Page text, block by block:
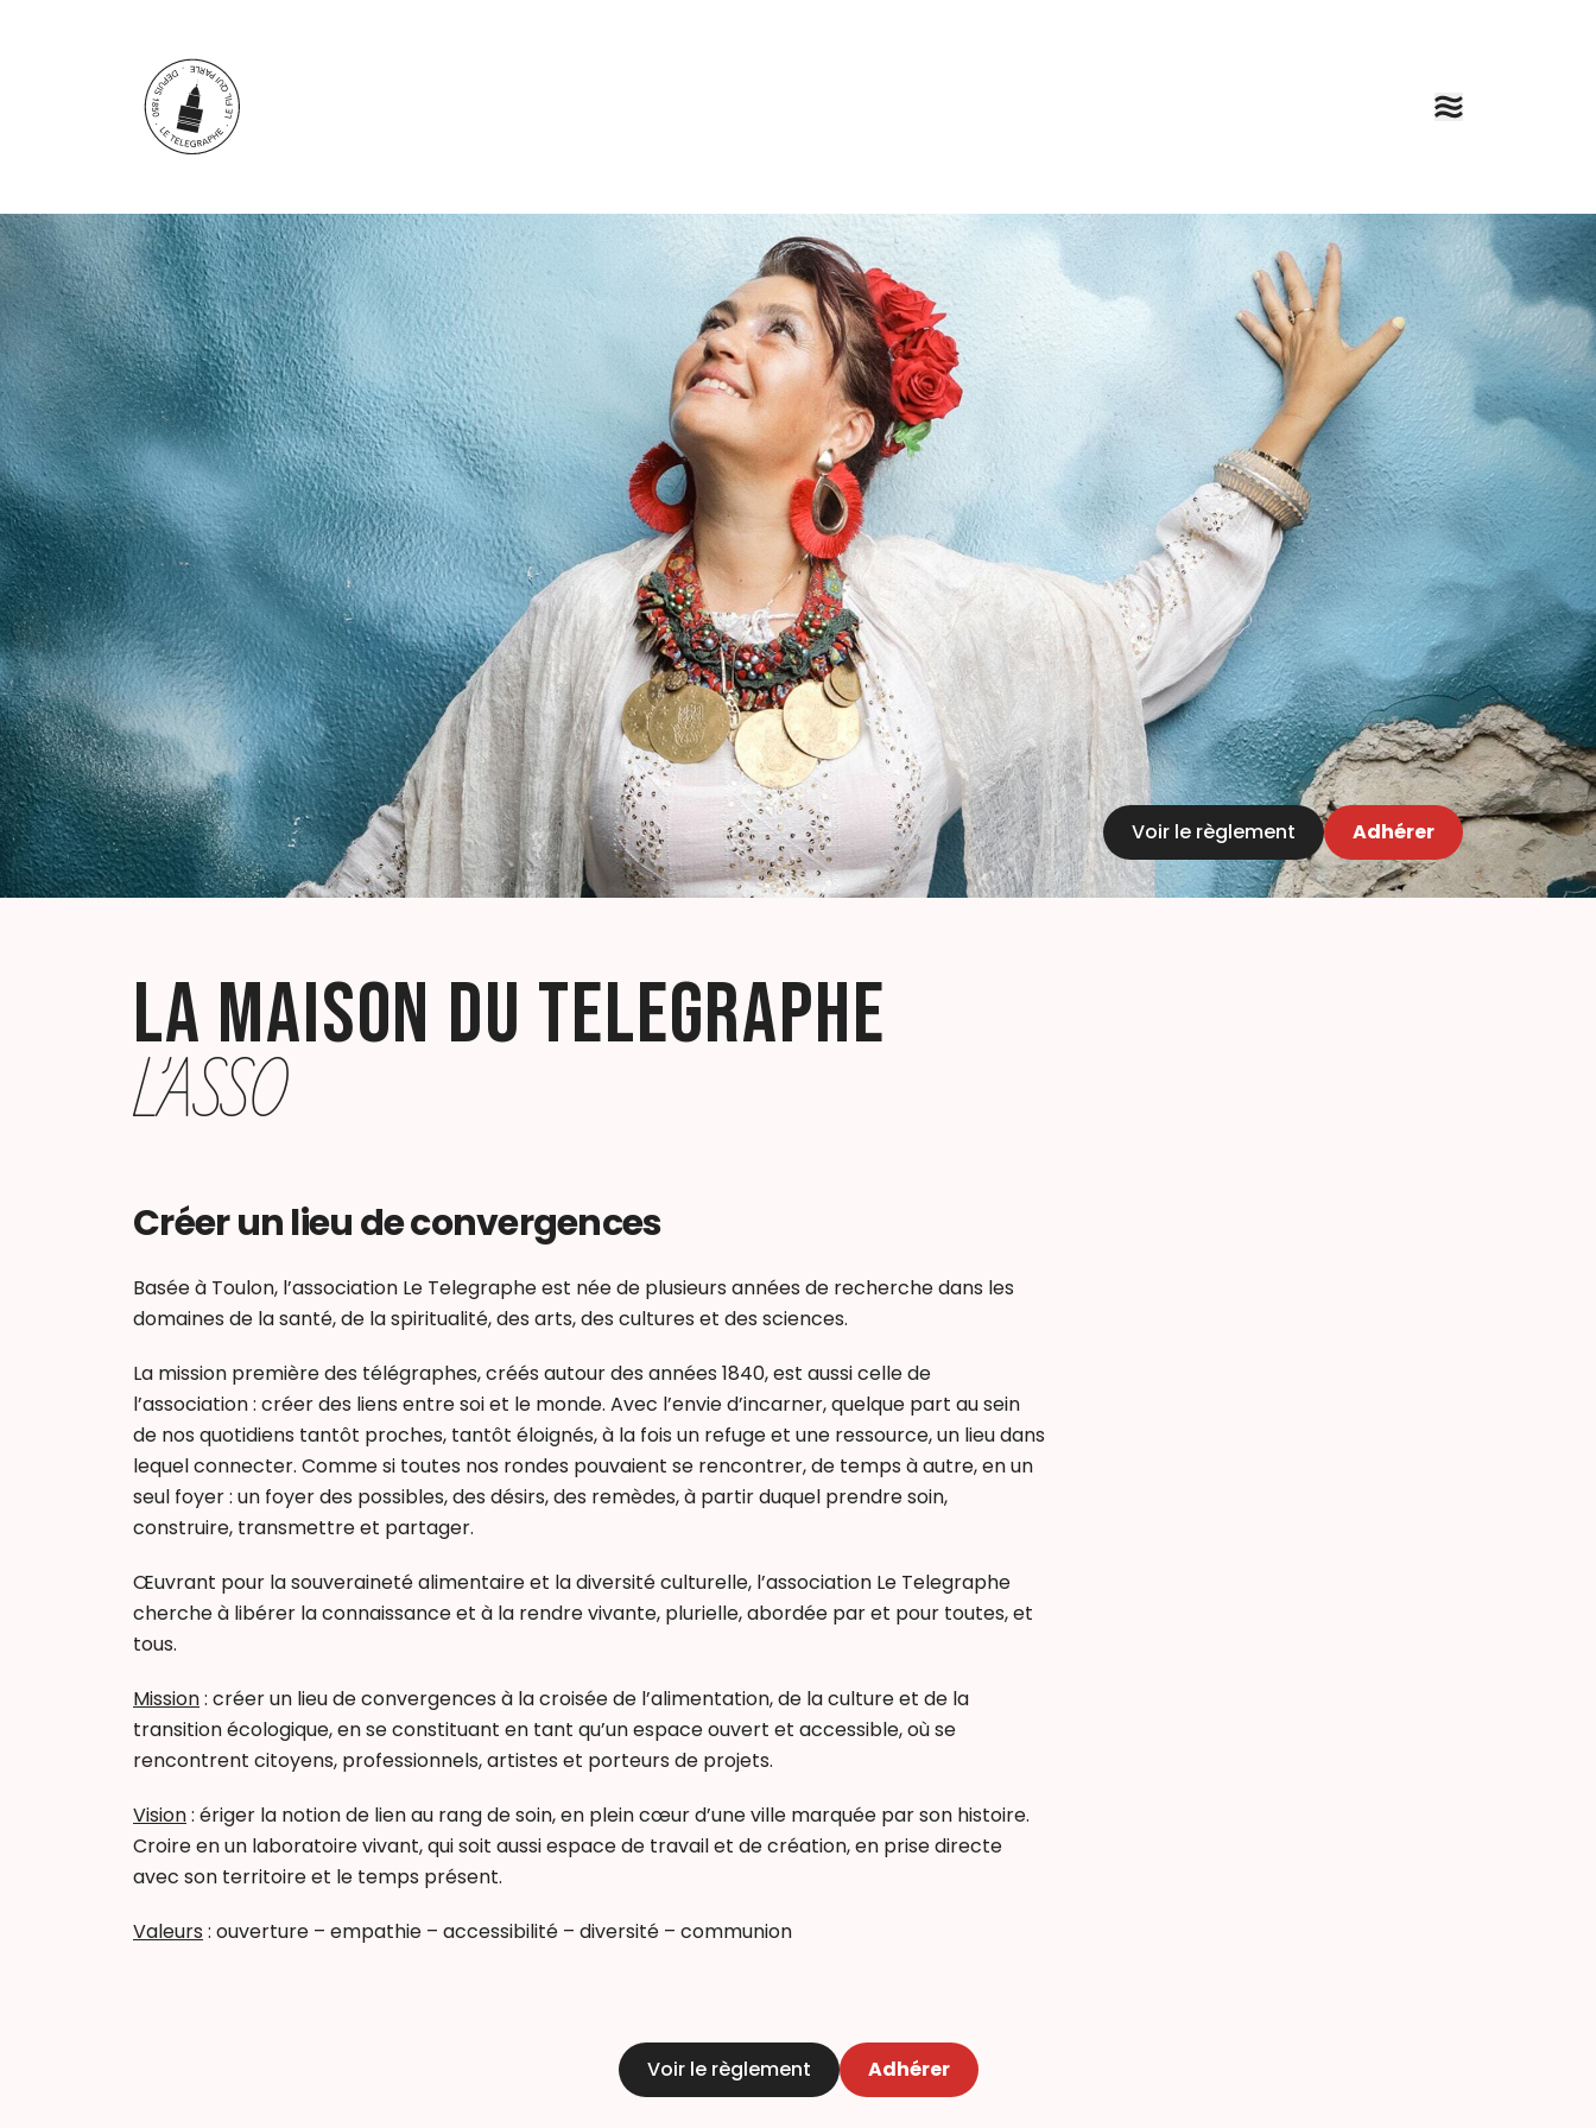
Voir le règlement Adhérer
LA MAISON DU TELEGRAPHE
L’ASSO
Créer un lieu de convergences
Basée à Toulon, l’association Le Telegraphe est née de plusieurs années de recherche dans les
domaines de la santé, de la spiritualité, des arts, des cultures et des sciences.
La mission première des télégraphes, créés autour des années 1840, est aussi celle de
l’association : créer des liens entre soi et le monde. Avec l’envie d’incarner, quelque part au sein
de nos quotidiens tantôt proches, tantôt éloignés, à la fois un refuge et une ressource, un lieu dans
lequel connecter. Comme si toutes nos rondes pouvaient se rencontrer, de temps à autre, en un
seul foyer : un foyer des possibles, des désirs, des remèdes, à partir duquel prendre soin,
construire, transmettre et partager.
Œuvrant pour la souveraineté alimentaire et la diversité culturelle, l’association Le Telegraphe
cherche à libérer la connaissance et à la rendre vivante, plurielle, abordée par et pour toutes, et
tous.
Mission: créer un lieu de convergences à la croisée de l’alimentation, de la culture et de la
transition écologique, en se constituant en tant qu’un espace ouvert et accessible, où se
rencontrent citoyens, professionnels, artistes et porteurs de projets.
Vision: ériger la notion de lien au rang de soin, en plein cœur d’une ville marquée par son histoire.
Croire en un laboratoire vivant, qui soit aussi espace de travail et de création, en prise directe
avec son territoire et le temps présent.
Valeurs : ouverture – empathie – accessibilité – diversité – communion
Voir le règlement Adhérer